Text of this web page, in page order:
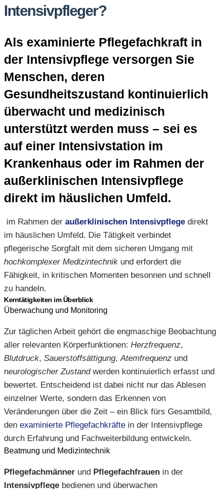
Intensivpfleger?
Als examinierte Pflegefachkraft in
der Intensivpflege versorgen Sie
Menschen, deren
Gesundheitszustand kontinuierlich
überwacht und medizinisch
unterstützt werden muss – sei es
auf einer Intensivstation im
Krankenhaus oder im Rahmen der
außerklinischen Intensivpflege
direkt im häuslichen Umfeld.
im Rahmen der außerklinischen Intensivpflege direkt
im häuslichen Umfeld. Die Tätigkeit verbindet
pflegerische Sorgfalt mit dem sicheren Umgang mit
hochkomplexer Medizintechnik und erfordert die
Fähigkeit, in kritischen Momenten besonnen und schnell
zu handeln.
Kerntätigkeiten im Überblick
Überwachung und Monitoring
Zur täglichen Arbeit gehört die engmaschige Beobachtung
aller relevanten Körperfunktionen: Herzfrequenz,
Blutdruck, Sauerstoffsättigung,Atemfrequenz und
neurologischer Zustandwerden kontinuierlich erfasst und
bewertet. Entscheidend ist dabei nicht nur das Ablesen
einzelner Werte, sondern das Erkennen von
Veränderungen über die Zeit – ein Blick fürs Gesamtbild,
den examinierte Pflegefachkräfte in der Intensivpflege
durch Erfahrung und Fachweiterbildung entwickeln.
Beatmung und Medizintechnik
Pflegefachmänner und Pflegefachfrauen in der
Intensivpflege bedienen und überwachen